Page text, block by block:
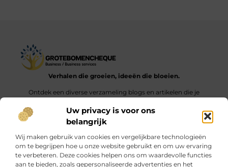
Uw privacy is voor ons
belangrijk
Wij maken gebruik van cookies en vergelijkbare technologieën
om te begrijpen hoe u onze website gebruikt en om uw ervaring
te verbeteren. Deze cookies helpen ons om waardevolle functies
aan te bieden, zoals gepersonaliseerde advertenties en het
Verhalen die groeien, ideeën die bloeien.
Ontdek een diverse verzameling blogs en artikelen die je
dagelijks leven.